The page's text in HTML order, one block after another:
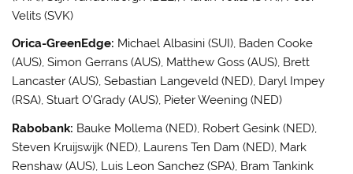
Velits (SVK)
Orica-GreenEdge: Michael Albasini (SUI), Baden Cooke
(AUS), Simon Gerrans (AUS), Matthew Goss (AUS), Brett
Lancaster (AUS), Sebastian Langeveld (NED), Daryl Impey
(RSA), Stuart O’Grady (AUS), Pieter Weening (NED)
Rabobank: Bauke Mollema (NED), Robert Gesink (NED),
Steven Kruijswijk (NED), Laurens Ten Dam (NED), Mark
Renshaw (AUS), Luis Leon Sanchez (SPA), Bram Tankink